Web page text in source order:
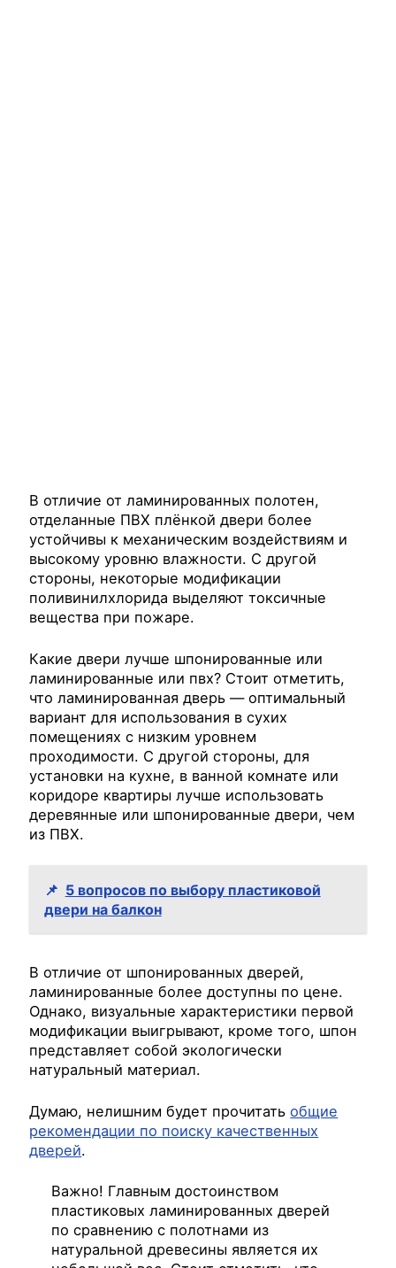
В отличие от ламинированных полотен,
отделанные ПВХ плёнкой двери более
устойчивы к механическим воздействиям и
высокому уровню влажности. С другой
стороны, некоторые модификации
поливинилхлорида выделяют токсичные
вещества при пожаре.
Какие двери лучше шпонированные или
ламинированные или пвх? Стоит отметить,
что ламинированная дверь — оптимальный
вариант для использования в сухих
помещениях с низким уровнем
проходимости. С другой стороны, для
установки на кухне, в ванной комнате или
коридоре квартиры лучше использовать
деревянные или шпонированные двери, чем
из ПВХ.
📌 5 вопросов по выбору пластиковой
двери на балкон
В отличие от шпонированных дверей,
ламинированные более доступны по цене.
Однако, визуальные характеристики первой
модификации выигрывают, кроме того, шпон
представляет собой экологически
натуральный материал.
Думаю, нелишним будет прочитатьобщие
рекомендации по поиску качественных
дверей.
Важно! Главным достоинством
пластиковых ламинированных дверей
по сравнению с полотнами из
натуральной древесины является их